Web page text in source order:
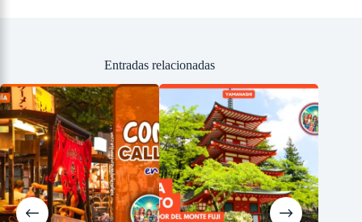
Entradas relacionadas